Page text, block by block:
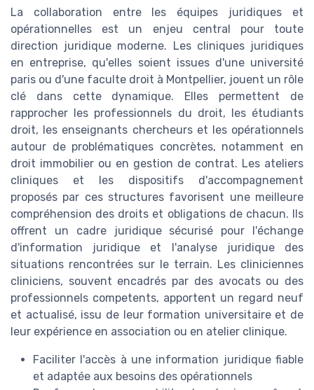
La collaboration entre les équipes juridiques et
opérationnelles est un enjeu central pour toute
direction juridique moderne. Les cliniques juridiques
en entreprise, qu'elles soient issues d'une université
paris ou d'une faculte droit à Montpellier, jouent un rôle
clé dans cette dynamique. Elles permettent de
rapprocher les professionnels du droit, les étudiants
droit, les enseignants chercheurs et les opérationnels
autour de problématiques concrètes, notamment en
droit immobilier ou en gestion de contrat. Les ateliers
cliniques et les dispositifs d'accompagnement
proposés par ces structures favorisent une meilleure
compréhension des droits et obligations de chacun. Ils
offrent un cadre juridique sécurisé pour l'échange
d'information juridique et l'analyse juridique des
situations rencontrées sur le terrain. Les cliniciennes
cliniciens, souvent encadrés par des avocats ou des
professionnels competents, apportent un regard neuf
et actualisé, issu de leur formation universitaire et de
leur expérience en association ou en atelier clinique.
Faciliter l'accès à une information juridique fiable
et adaptée aux besoins des opérationnels